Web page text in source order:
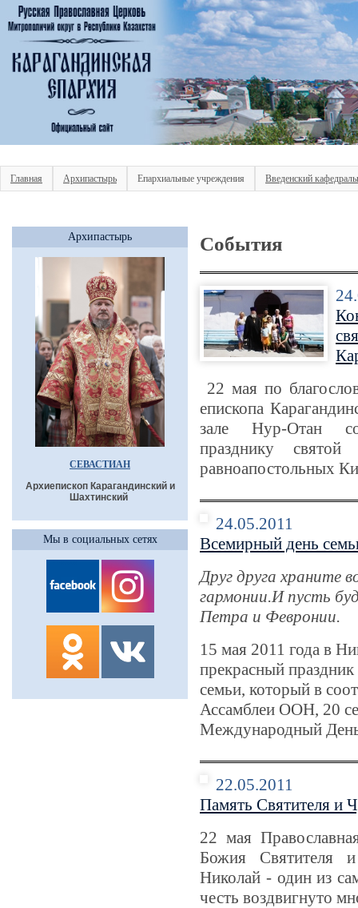
Главная Архипастырь Епархиальные учреждения Введенский
Архипастырь
СЕВАСТИАН
Архиепископ Карагандинский и
Шахтинский
Мы в социальных сетях
События
22 мая по
епископа
зале Нур-Отан
празднику
равноапостольных
24.05.2011
Всемирный день
Друг друга храните
гармонии.И пусть
Петра и Февронии.
15 мая 2011 года в
прекрасный
семьи, который в
Ассамблеи ООН, 20
Международный
22.05.2011
Память Святителя и
22 мая
Божия Святителя
Николай - один из
честь воздвигнуто